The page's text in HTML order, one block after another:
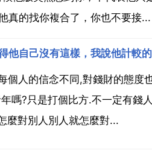
真的找你複合了，你也不要接...
他自己沒有這樣，我說他計較
人的信念不同,對錢財的態度
嗎?只是打個比方.不一定有錢
麼對別人別人就怎麼對...